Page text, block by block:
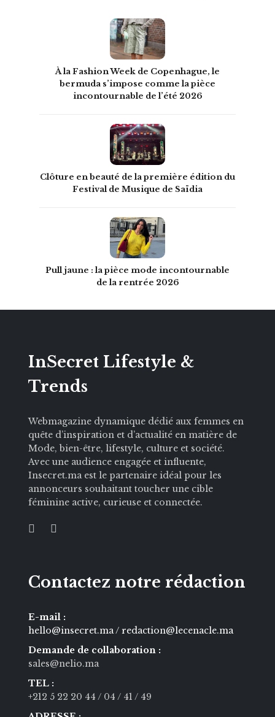
À la Fashion Week de Copenhague, le
bermuda s’impose comme la pièce
incontournable de l’été 2026
Clôture en beauté de la première édition du
Festival de Musique de Saïdia
Pull jaune : la pièce mode incontournable
de la rentrée 2026
InSecret Lifestyle &
Trends
Webmagazine dynamique dédié aux femmes en
quête d’inspiration et d’actualité en matière de
Mode, bien-être, lifestyle, culture et société.
Avec une audience engagée et influente,
Insecret.ma est le partenaire idéal pour les
annonceurs souhaitant toucher une cible
féminine active, curieuse et connectée.
Contactez notre rédaction
E-mail :
hello@insecret.ma / redaction@lecenacle.ma
Demande de collaboration :
sales@nelio.ma
TEL :
+212 5 22 20 44 / 04 / 41 / 49